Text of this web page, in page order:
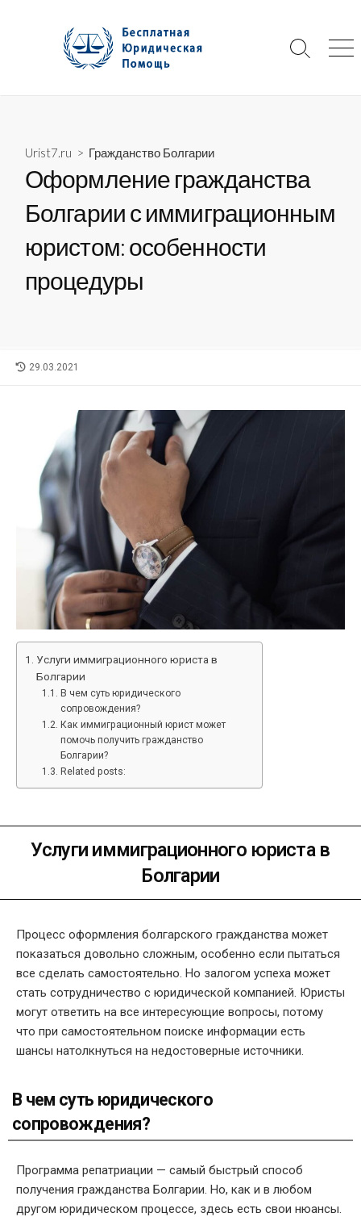
Search
Urist7.ru > Гражданство Болгарии
Оформление гражданства
Болгарии с иммиграционным
юристом: особенности
процедуры
LAST
29.03.2021
Услуги иммиграционного юриста в
Болгарии
В чем суть юридического
сопровождения?
Как иммиграционный юрист может
помочь получить гражданство
Болгарии?
Related posts:
Услуги иммиграционного юриста в
Болгарии
Процесс оформления болгарского гражданства может
показаться довольно сложным, особенно если пытаться
все сделать самостоятельно. Но залогом успеха может
стать сотрудничество с юридической компанией. Юристы
могут ответить на все интересующие вопросы, потому
что при самостоятельном поиске информации есть
шансы натолкнуться на недостоверные источники.
В чем суть юридического
сопровождения?
Программа репатриации — самый быстрый способ
получения гражданства Болгарии. Но, как и в любом
другом юридическом процессе, здесь есть свои нюансы.